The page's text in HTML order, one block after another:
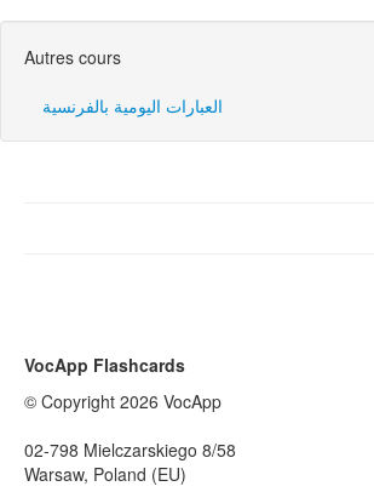
Autres cours
العبارات اليومية بالفرنسية
VocApp Flashcards
© Copyright 2026 VocApp
02-798 Mielczarskiego 8/58
Warsaw, Poland (EU)